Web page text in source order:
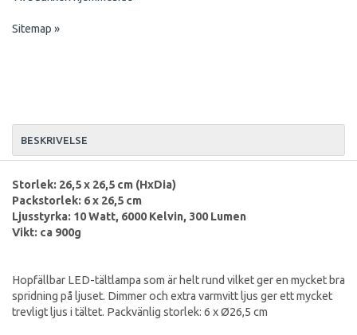
Sitemap »
BESKRIVELSE
Storlek: 26,5 x 26,5 cm (HxDia)
Packstorlek: 6 x 26,5 cm
Ljusstyrka: 10 Watt, 6000 Kelvin, 300 Lumen
Vikt: ca 900g
Hopfällbar LED-tältlampa som är helt rund vilket ger en mycket bra
spridning på ljuset. Dimmer och extra varmvitt ljus ger ett mycket
trevligt ljus i tältet. Packvänlig storlek: 6 x Ø26,5 cm